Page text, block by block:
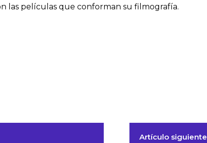
las películas que conforman su filmografía.
Artículo siguiente